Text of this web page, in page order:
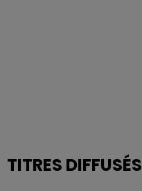
TITRES DIFFUSÉS